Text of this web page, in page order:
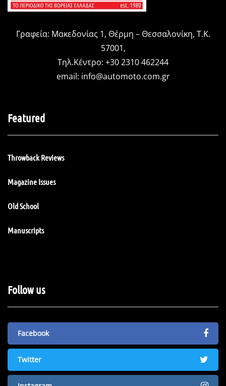
Γραφεία: Μακεδονίας 1, Θέρμη – Θεσσαλονίκη, Τ.Κ.
57001,
Τηλ.Κέντρο: +30 2310 462244
email: info@automoto.com.gr
Featured
Throwback Reviews
Magazine Issues
Old School
Manuscripts
Follow us
Facebook
Twitter